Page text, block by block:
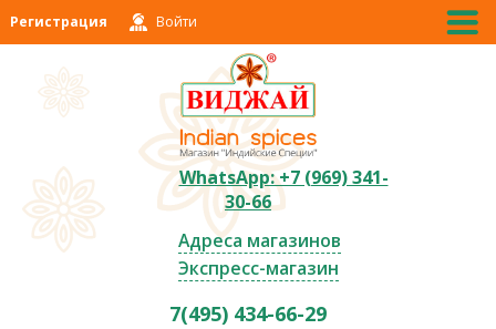
Регистрация Войти
WhatsApp: +7 (969) 341-
30-66
Адреса магазинов
Экспресс-магазин
7(495) 434-66-29